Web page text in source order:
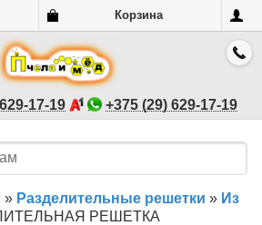
Корзина
17-19 +375 (29) 629-17-19
» Разделительные решетки » Из
РЕШЕТКА